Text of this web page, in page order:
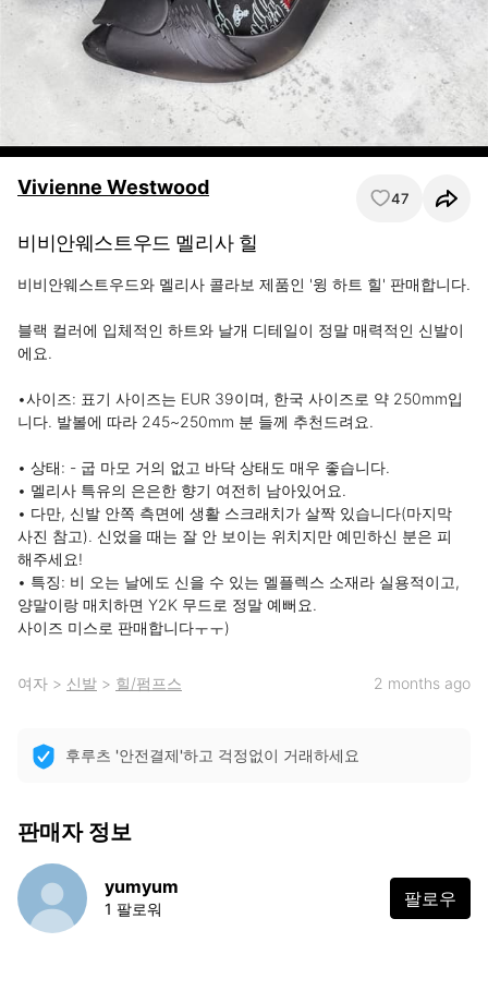
Vivienne Westwood 47
비비안웨스트우드 멜리사 힐
비비안웨스트우드와 멜리사 콜라보 제품인 '윙 하트 힐' 판매합니다.
블랙 컬러에 입체적인 하트와 날개 디테일이 정말 매력적인 신발이
에요.
•사이즈: 표기 사이즈는 EUR 39이며, 한국 사이즈로 약 250mm입
니다. 발볼에 따라 245~250mm 분 들께 추천드려요.
• 상태: - 굽 마모 거의 없고 바닥 상태도 매우 좋습니다.
• 멜리사 특유의 은은한 향기 여전히 남아있어요.
• 다만, 신발 안쪽 측면에 생활 스크래치가 살짝 있습니다(마지막
사진 참고). 신었을 때는 잘 안 보이는 위치지만 예민하신 분은 피
해주세요!
• 특징: 비 오는 날에도 신을 수 있는 멜플렉스 소재라 실용적이고,
양말이랑 매치하면 Y2K 무드로 정말 예뻐요.
사이즈 미스로 판매합니다ㅜㅜ)
여자 > 신발 > 힐/펌프스 2 months ago
후루츠 '안전결제'하고 걱정없이 거래하세요
판매자 정보
yumyum
1 팔로워 팔로우